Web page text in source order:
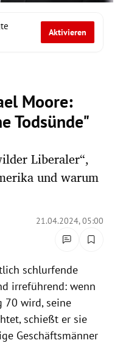
Aktivieren
Moore:
Todsünde"
Liberaler“,
und warum
21.04.2024, 05:00
schlurfende
irreführend: wenn
70 wird, seine
schießt er sie
Geschäftsmänner